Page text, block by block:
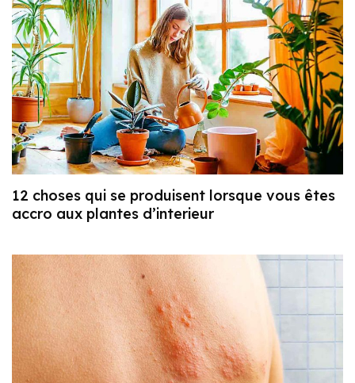
12 choses qui se produisent lorsque vous êtes
accro aux plantes d’interieur